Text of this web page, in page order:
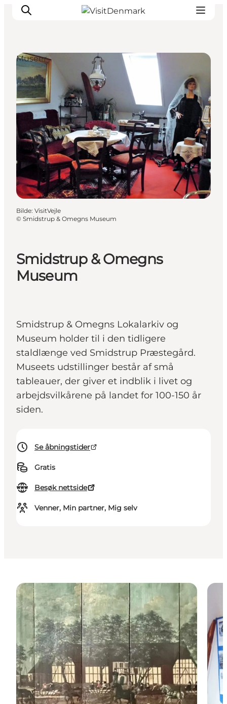
Inspirasjon
Reisemål
Aktiviteter
Overnatting
Planlegg reisen
Smidstrup & Omegns
Museum
Smidstrup & Omegns Lokalarkiv og
Museum holder til i den tidligere
staldlænge ved Smidstrup Præstegård.
Museets udstillinger består af små
tableauer, der giver et indblik i livet og
arbejdsvilkårene på landet for 100-150 år
siden.
Se åbningstider
Gratis
Besøk nettside
Venner, Min partner, Mig selv
Museer
Bilde: VisitVejle
© Smidstrup & Omegns Museum